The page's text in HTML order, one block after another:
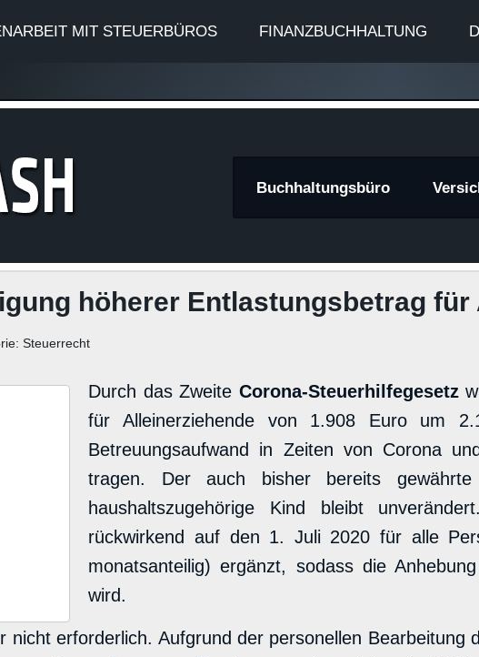
MIT STEUERBÜROS FINANZBUCHHALTUNG
Buchhaltungsbüro
höherer Entlastungsbetrag für
Steuerrecht
Durch das Zweite Corona-Steuerhilfegesetz
für Alleinerziehende von 1.908 Euro um
Betreuungsaufwand in Zeiten von Corona
tragen. Der auch bisher bereits
haushaltszugehörige Kind bleibt
rückwirkend auf den 1. Juli 2020 für alle
monatsanteilig) ergänzt, sodass die
wird.
nicht erforderlich. Aufgrund der personellen